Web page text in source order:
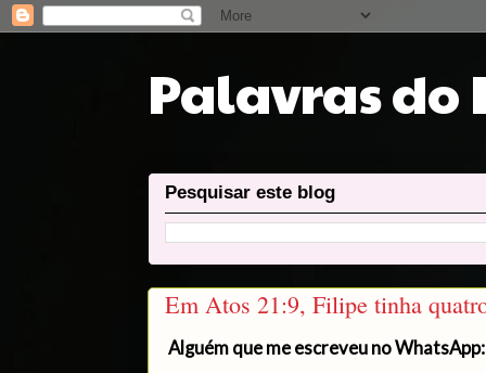
Palavras do
Pesquisar este blog
Em Atos 21:9, Filipe tinha
Alguém que me escreveu no WhatsApp: